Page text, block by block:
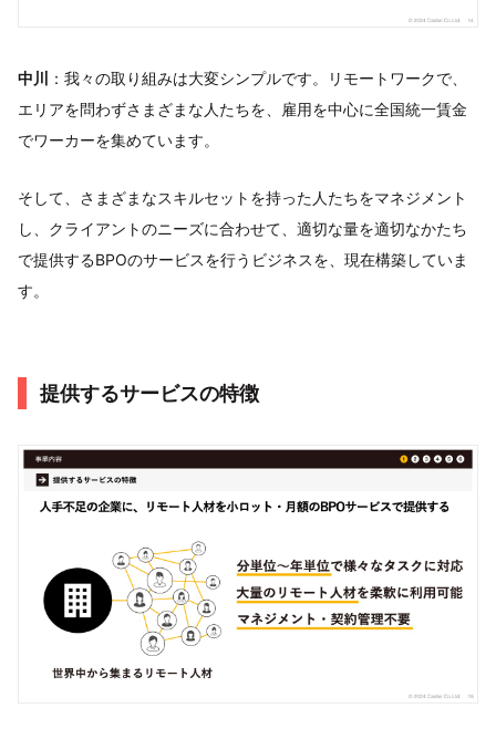
中川
：我々の取り組みは大変シンプルです。リモートワークで、
エリアを問わずさまざまな人たちを、雇用を中心に全国統一賃金
でワーカーを集めています。
そして、さまざまなスキルセットを持った人たちをマネジメント
し、クライアントのニーズに合わせて、適切な量を適切なかたち
で提供するBPOのサービスを行うビジネスを、現在構築していま
す。
提供するサービスの特徴